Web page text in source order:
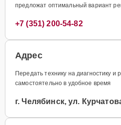
предложат оптимальный вариант
+7 (351) 200-54-82
Адрес
Передать технику на диагностику и
самостоятельно в удобное время
г. Челябинск, ул.